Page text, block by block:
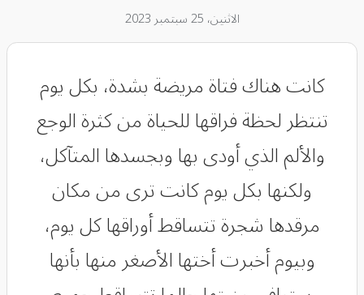
الاثنين، 25 سبتمبر 2023
كانت هناك فتاة مريضة بشدة، بكل يوم
تنتظر لحظة فراقها للحياة من كثرة الوجع
والألم الذي أودى بها وبجسدها المتآكل،
ولكنها بكل يوم كانت ترى من مكان
مرقدها شجرة تتساقط أوراقها كل يوم،
وبيوم أخبرت أختها الأصغر منها بأنها